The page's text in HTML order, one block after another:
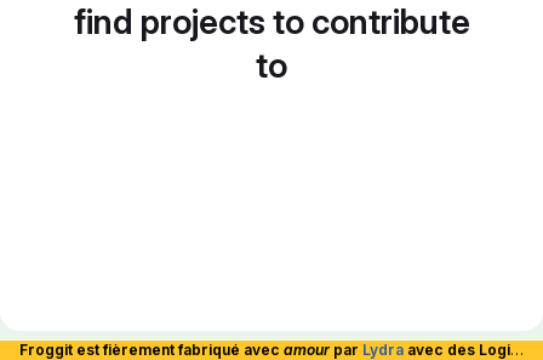
find projects to contribute
to
Froggit est fièrement fabriqué avec amour par Lydra avec des Logiciels Libres et hébergé en